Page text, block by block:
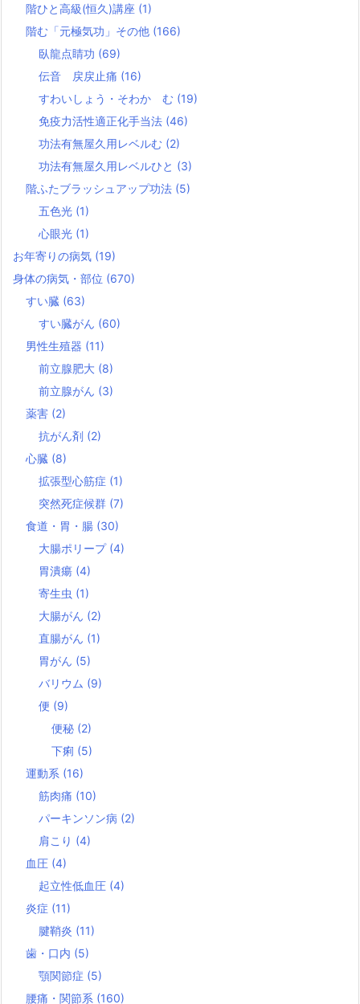
階ひと高級(恒久)講座 (1)
階む「元極気功」その他 (166)
臥龍点睛功 (69)
伝音 戻戻止痛 (16)
すわいしょう・そわか む (19)
免疫力活性適正化手当法 (46)
功法有無屋久用レベルむ (2)
功法有無屋久用レベルひと (3)
階ふたブラッシュアップ功法 (5)
五色光 (1)
心眼光 (1)
お年寄りの病気 (19)
身体の病気・部位 (670)
すい臓 (63)
すい臓がん (60)
男性生殖器 (11)
前立腺肥大 (8)
前立腺がん (3)
薬害 (2)
抗がん剤 (2)
心臓 (8)
拡張型心筋症 (1)
突然死症候群 (7)
食道・胃・腸 (30)
大腸ポリープ (4)
胃潰瘍 (4)
寄生虫 (1)
大腸がん (2)
直腸がん (1)
胃がん (5)
バリウム (9)
便 (9)
便秘 (2)
下痢 (5)
運動系 (16)
筋肉痛 (10)
パーキンソン病 (2)
肩こり (4)
血圧 (4)
起立性低血圧 (4)
炎症 (11)
腱鞘炎 (11)
歯・口内 (5)
顎関節症 (5)
腰痛・関節系 (160)